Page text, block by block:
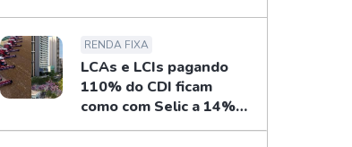
RENDA FIXA
LCAs e LCIs pagando
110% do CDI ficam
como com Selic a 14%
ao ano? Fizemos as